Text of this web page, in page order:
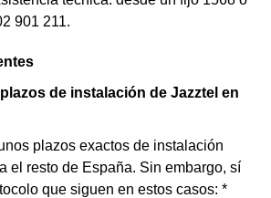
901 211.
de instalación de Jazztel en
plazos exactos de instalación
el resto de España. Sin embargo, sí
que siguen en estos casos: *